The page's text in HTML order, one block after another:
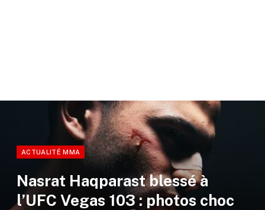
ACTUALITÉ MMA
Nasrat Haqparast blessé à
l’UFC Vegas 103 : photos choc